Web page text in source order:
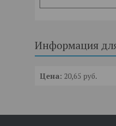
Информация
Цена: 20,65 руб.